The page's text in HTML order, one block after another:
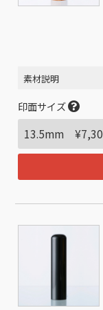
素材説明
印面サイズ